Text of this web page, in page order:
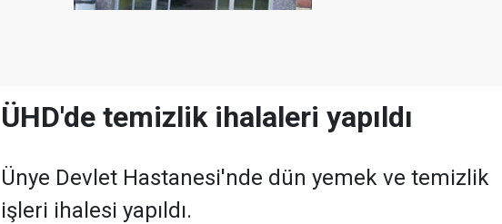
ÜHD'de temizlik ihalaleri yapıldı
Ünye Devlet Hastanesi'nde dün yemek ve temizlik
işleri ihalesi yapıldı.